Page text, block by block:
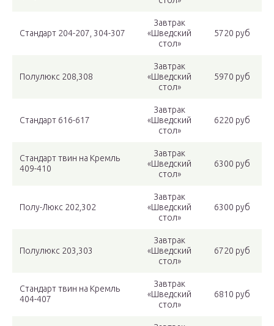
Стандарт 204-207, 304-307
Завтрак
«Шведский
стол»
5720 руб
Полулюкс 208,308
Завтрак
«Шведский
стол»
5970 руб
Стандарт 616-617
Завтрак
«Шведский
стол»
6220 руб
Стандарт твин на Кремль
409-410
Завтрак
«Шведский
стол»
6300 руб
Полу-Люкс 202,302
Завтрак
«Шведский
стол»
6300 руб
Полулюкс 203,303
Завтрак
«Шведский
стол»
6720 руб
Стандарт твин на Кремль
404-407
Завтрак
«Шведский
стол»
6810 руб